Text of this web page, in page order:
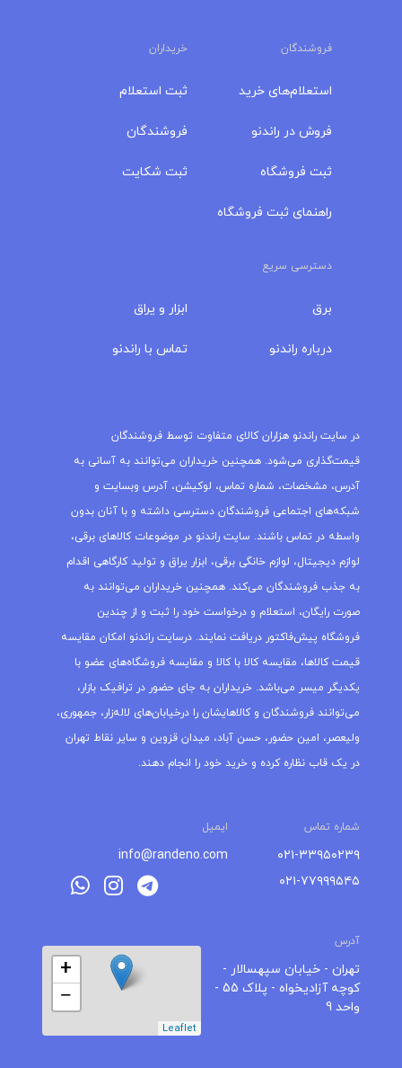
فروشندگان خریداران
استعلام‌های خرید
فروش در راندنو
ثبت فروشگاه
راهنمای ثبت فروشگاه
ثبت استعلام
فروشندگان
ثبت شکایت
دسترسی سریع
برق
درباره‌ راندنو
ابزار و یراق
تماس با راندنو
در سایت راندنو هزاران کالای متفاوت توسط فروشندگان
قیمت‌گذاری می‌شود. همچنین خریداران می‌توانند به آسانی به
آدرس، مشخصات، شماره تماس، لوکیشن، آدرس وبسایت و
شبکه‌های اجتماعی فروشندگان دسترسی داشته و با آنان بدون
واسطه در تماس باشند. سایت راندنو در موضوعات کالاهای برقی،
لوازم دیجیتال، لوازم خانگی برقی، ابزار یراق و تولید کارگاهی اقدام
به جذب فروشندگان می‌کند. همچنین خریداران می‌توانند به
صورت رایگان، استعلام و درخواست خود را ثبت و از چندین
فروشگاه پیش‌فاکتور دریافت نمایند. درسایت راندنو امکان مقایسه
قیمت کالاها، مقایسه کالا با کالا و مقایسه فروشگاه‌های عضو با
یکدیگر میسر می‌باشد. خریداران به جای حضور در ترافیک بازار،
می‌توانند فروشندگان و کالاهایشان را درخیابان‌های لاله‌زار، جمهوری،
ولیعصر، امین حضور، حسن آباد، میدان قزوین و سایر نقاط تهران
در یک قاب نظاره کرده و خرید خود را انجام دهند.
شماره تماس ایمیل
۰۲۱-۳۳۹۵۰۲۳۹
۰۲۱-۷۷۹۹۹۵۴۵
info@randeno.com
آدرس
تهران - خیابان سپهسالار -
کوچه آزادیخواه - پلاک 55 -
واحد 9
+
−
Leaflet